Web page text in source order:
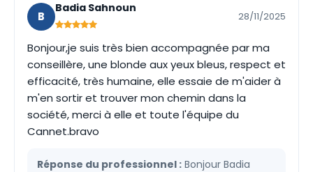
B
Badia Sahnoun
28/11/2025
Bonjour,je suis très bien accompagnée par ma
conseillère, une blonde aux yeux bleus, respect et
efficacité, très humaine, elle essaie de m'aider à
m'en sortir et trouver mon chemin dans la
société, merci à elle et toute l'équipe du
Cannet.bravo
Réponse du professionnel : Bonjour Badia